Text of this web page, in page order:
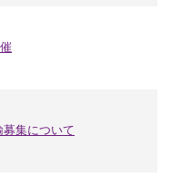
集について